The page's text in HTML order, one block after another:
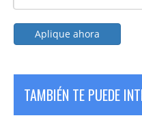
Aplique ahora
TAMBIÉN TE PUEDE